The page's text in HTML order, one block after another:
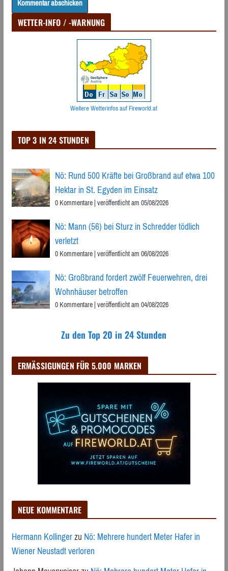
WETTER-INFO / -WARNUNG
Weitere Wetterinfos auf Fireworld.at
TOP 3 IN 24 STUNDEN
Nö: Rund 500 Kräfte bei Großbrand auf etwa 100
Hektar in St. Egyden im Einsatz
0 Kommentare|veröffentlicht am 05/08/2026
Nö: Mann (56) bei Sturz in Schredder tödlich
verletzt
0 Kommentare|veröffentlicht am 06/08/2026
Nö: Großbrand fordert zwölf Feuerwehren, drei
Wohnhäuser betroffen
0 Kommentare|veröffentlicht am 04/08/2026
Zu den Top 20 in 24 Stunden
ERMÄSSIGUNGEN FÜR 5.000 MARKEN
NEUE KOMMENTARE
Hermann KollingerzuNö: Mehrere hundert Meter Hafer in
Wiener Neustadt verloren